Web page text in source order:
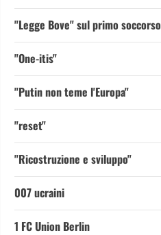
"Legge Bove" sul primo soccorso
"One-itis"
"Putin non teme l'Europa"
"reset"
"Ricostruzione e sviluppo"
007 ucraini
1 FC Union Berlin